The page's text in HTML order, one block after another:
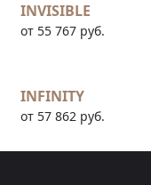
INVISIBLE
от 55 767 руб.
INFINITY
от 57 862 руб.